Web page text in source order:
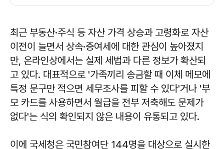
최근 부동산·주식 등 자산 가격 상승과 고령화로 자산
이전이 늘면서 상속·증여세에 대한 관심이 높아졌지
만, 온라인상에서는 실제 세법과 다른 정보가 확산되
고 있다. 대표적으로 '가족끼리 송금할 때 이체 메모에
특정 문구만 적으면 세무조사를 피할 수 있다'거나 '부
모 카드를 사용하면서 월급을 전부 저축해도 문제가
없다'는 식의 확인되지 않은 내용이 유통되고 있다.
이에 국세청은 국민참여단 144명을 대상으로 실시한